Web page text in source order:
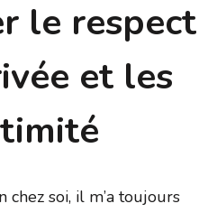
le respect
et les
chez soi, il m’a toujours